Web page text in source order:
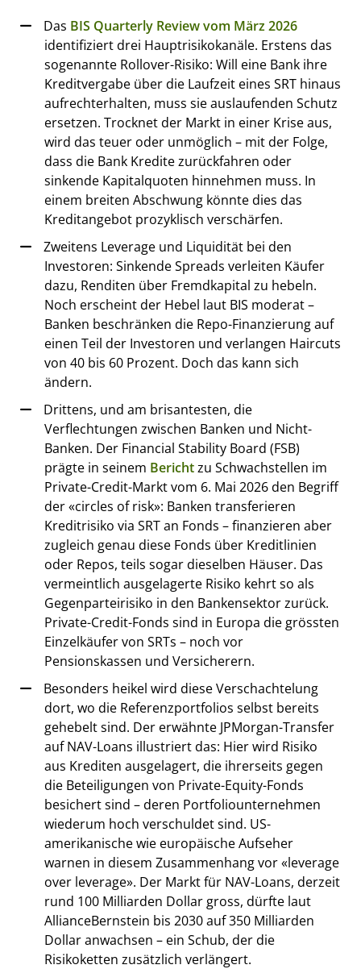
Das BIS Quarterly Review vom März 2026
identifiziert drei Hauptrisikokanäle. Erstens das
sogenannte Rollover-Risiko: Will eine Bank ihre
Kreditvergabe über die Laufzeit eines SRT hinaus
aufrechterhalten, muss sie auslaufenden Schutz
ersetzen. Trocknet der Markt in einer Krise aus,
wird das teuer oder unmöglich – mit der Folge,
dass die Bank Kredite zurückfahren oder
sinkende Kapitalquoten hinnehmen muss. In
einem breiten Abschwung könnte dies das
Kreditangebot prozyklisch verschärfen.
Zweitens Leverage und Liquidität bei den
Investoren: Sinkende Spreads verleiten Käufer
dazu, Renditen über Fremdkapital zu hebeln.
Noch erscheint der Hebel laut BIS moderat –
Banken beschränken die Repo-Finanzierung auf
einen Teil der Investoren und verlangen Haircuts
von 40 bis 60 Prozent. Doch das kann sich
ändern.
Drittens, und am brisantesten, die
Verflechtungen zwischen Banken und Nicht-
Banken. Der Financial Stability Board (FSB)
prägte in seinem Berichtzu Schwachstellen im
Private-Credit-Markt vom 6. Mai 2026 den Begriff
der «circles of risk»: Banken transferieren
Kreditrisiko via SRT an Fonds – finanzieren aber
zugleich genau diese Fonds über Kreditlinien
oder Repos, teils sogar dieselben Häuser. Das
vermeintlich ausgelagerte Risiko kehrt so als
Gegenparteirisiko in den Bankensektor zurück.
Private-Credit-Fonds sind in Europa die grössten
Einzelkäufer von SRTs – noch vor
Pensionskassen und Versicherern.
Besonders heikel wird diese Verschachtelung
dort, wo die Referenzportfolios selbst bereits
gehebelt sind. Der erwähnte JPMorgan-Transfer
auf NAV-Loans illustriert das: Hier wird Risiko
aus Krediten ausgelagert, die ihrerseits gegen
die Beteiligungen von Private-Equity-Fonds
besichert sind – deren Portfoliounternehmen
wiederum hoch verschuldet sind. US-
amerikanische wie europäische Aufseher
warnen in diesem Zusammenhang vor «leverage
over leverage». Der Markt für NAV-Loans, derzeit
rund 100 Milliarden Dollar gross, dürfte laut
AllianceBernstein bis 2030 auf 350 Milliarden
Dollar anwachsen – ein Schub, der die
Risikoketten zusätzlich verlängert.